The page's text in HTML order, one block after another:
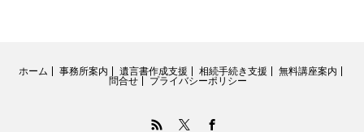
ホーム 事務所案内 遺言書作成支援 相続手続き支援
無料講座案内
問合せ
プライバシーポリシー
Facebook